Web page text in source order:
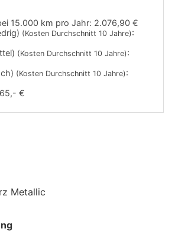
15.000 km pro Jahr: 2.076,90 €
(Kosten Durchschnitt 10 Jahre):
(Kosten Durchschnitt 10 Jahre):
(Kosten Durchschnitt 10 Jahre):
€
Metallic